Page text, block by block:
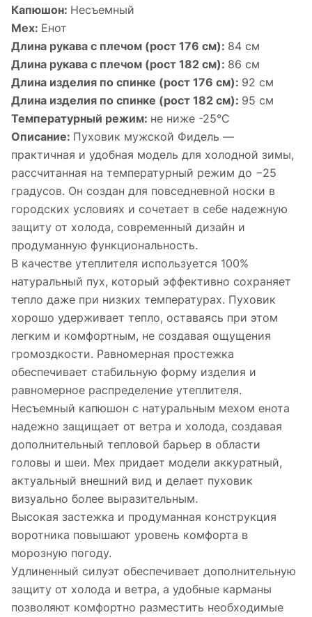
Капюшон: Несъемный
Мех: Енот
Длина рукава с плечом (рост 176 см): 84 см
Длина рукава с плечом (рост 182 см): 86 см
Длина изделия по спинке (рост 176 см): 92 см
Длина изделия по спинке (рост 182 см): 95 см
Температурный режим: не ниже -25°С
Описание: Пуховик мужской Фидель —
практичная и удобная модель для холодной зимы,
рассчитанная на температурный режим до −25
градусов. Он создан для повседневной носки в
городских условиях и сочетает в себе надежную
защиту от холода, современный дизайн и
продуманную функциональность.
В качестве утеплителя используется 100%
натуральный пух, который эффективно сохраняет
тепло даже при низких температурах. Пуховик
хорошо удерживает тепло, оставаясь при этом
легким и комфортным, не создавая ощущения
громоздкости. Равномерная простежка
обеспечивает стабильную форму изделия и
равномерное распределение утеплителя.
Несъемный капюшон с натуральным мехом енота
надежно защищает от ветра и холода, создавая
дополнительный тепловой барьер в области
головы и шеи. Мех придает модели аккуратный,
актуальный внешний вид и делает пуховик
визуально более выразительным.
Высокая застежка и продуманная конструкция
воротника повышают уровень комфорта в
морозную погоду.
Удлиненный силуэт обеспечивает дополнительную
защиту от холода и ветра, а удобные карманы
позволяют комфортно разместить необходимые